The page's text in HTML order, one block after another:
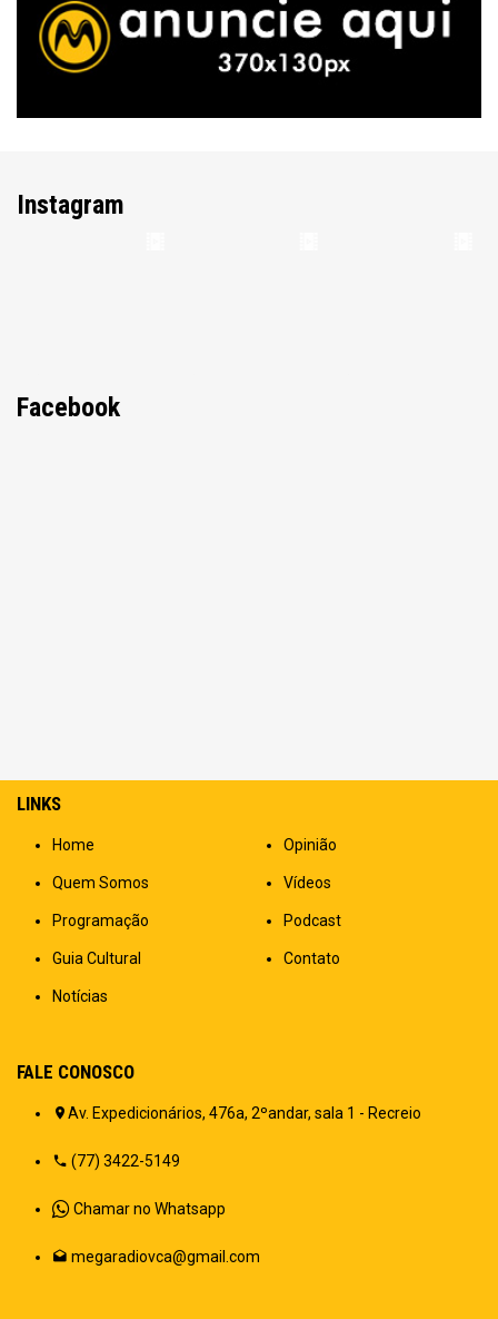
Instagram
Facebook
LINKS
Home
Quem Somos
Programação
Guia Cultural
Notícias
Opinião
Vídeos
Podcast
Contato
FALE CONOSCO
Av. Expedicionários, 476a, 2ºandar, sala 1 - Recreio
(77) 3422-5149
Chamar no Whatsapp
megaradiovca@gmail.com